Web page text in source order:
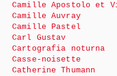
Camille Apostolo et
Camille Auvray
Camille Pastel
Carl Gustav
Cartografia noturna
Casse-noisette
Catherine Thumann